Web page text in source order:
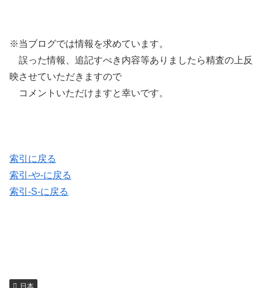
※当ブログでは情報を求めています。
誤った情報、追記すべき内容等ありましたら精査の上反
映させていただきますので
コメントいただけますと幸いです。
索引に戻る
索引-や-に戻る
索引-S-に戻る